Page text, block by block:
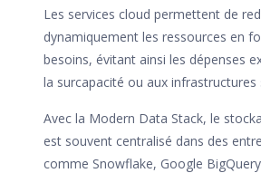
Les services cloud permettent de
dynamiquement les ressources en
besoins, évitant ainsi les dépenses
la surcapacité ou aux infrastructures
Avec la Modern Data Stack, le
est souvent centralisé dans des
comme Snowflake, Google